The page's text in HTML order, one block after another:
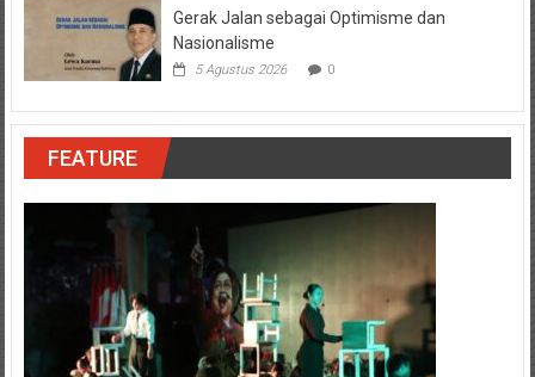
Gerak Jalan sebagai Optimisme dan
Nasionalisme
5 Agustus 2026 0
FEATURE